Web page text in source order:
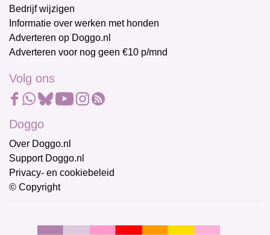
Bedrijf wijzigen
Informatie over werken met honden
Adverteren op Doggo.nl
Adverteren voor nog geen €10 p/mnd
Volg ons
Doggo
Over Doggo.nl
Support Doggo.nl
Privacy- en cookiebeleid
© Copyright